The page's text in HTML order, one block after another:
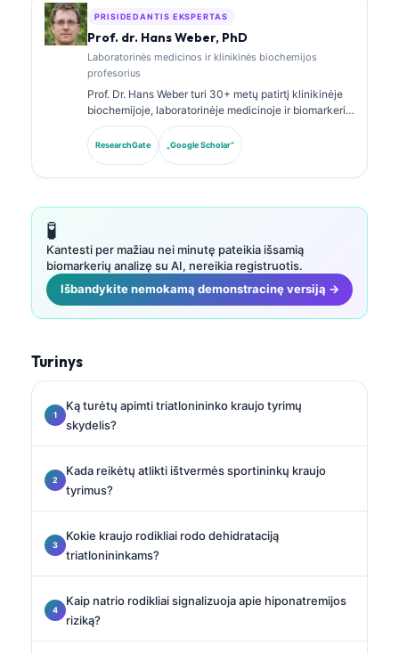
PRISIDEDANTIS EKSPERTAS
Prof. dr. Hans Weber, PhD
Laboratorinės medicinos ir klinikinės biochemijos
profesorius
Prof. Dr. Hans Weber turi 30+ metų patirtį klinikinėje
biochemijoje, laboratorinėje medicinoje ir biomarkerių
tyrimuose. Buvęs Vokietijos klinikinės chemijos
draugijos prezidentas, jis specializuojasi diagnostinių
panelių analizėje, biomarkerių standartizavime ir AI
ResearchGate „Google Scholar“
🧪
Kantesti per mažiau nei minutę pateikia išsamią
biomarkerių analizę su AI, nereikia registruotis.
Išbandykite nemokamą demonstracinę versiją →
Turinys
Ką turėtų apimti triatlonininko kraujo tyrimų
skydelis?
Kada reikėtų atlikti ištvermės sportininkų kraujo
tyrimus?
Kokie kraujo rodikliai rodo dehidrataciją
triatlonininkams?
Kaip natrio rodikliai signalizuoja apie hiponatremijos
riziką?